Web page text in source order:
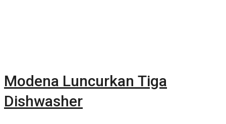
Modena Luncurkan Tiga
Dishwasher